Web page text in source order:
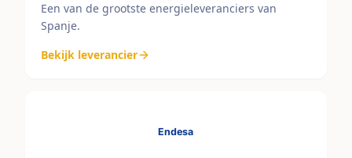
Een van de grootste energieleveranciers van
Spanje.
Bekijk leverancier